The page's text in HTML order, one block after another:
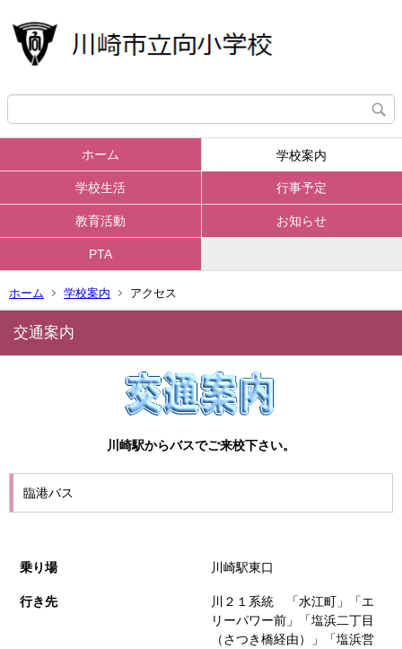
ホーム 学校案内
学校生活 行事予定
教育活動 お知らせ
PTA
ホーム 学校案内 アクセス
交通案内
川崎駅からバスでご来校下さい。
臨港バス
乗り場 川崎駅東口
行き先
川２１系統 「水江町」「エ
リーパワー前」「塩浜二丁目
（さつき橋経由）」「塩浜営